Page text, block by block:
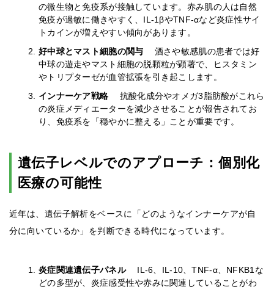
の微生物と免疫系が接触しています。赤み肌の人は自然
免疫が過敏に働きやすく、IL-1βやTNF-αなど炎症性サイ
トカインが増えやすい傾向があります。
好中球とマスト細胞の関与
酒さや敏感肌の患者では好
中球の遊走やマスト細胞の脱顆粒が顕著で、ヒスタミン
やトリプターゼが血管拡張を引き起こします。
インナーケア戦略
抗酸化成分やオメガ3脂肪酸がこれら
の炎症メディエーターを減少させることが報告されてお
り、免疫系を「穏やかに整える」ことが重要です。
遺伝子レベルでのアプローチ：個別化
医療の可能性
近年は、遺伝子解析をベースに「どのようなインナーケアが自
分に向いているか」を判断できる時代になっています。
炎症関連遺伝子パネル
IL-6、IL-10、TNF-α、NFKB1な
どの多型が、炎症感受性や赤みに関連していることがわ